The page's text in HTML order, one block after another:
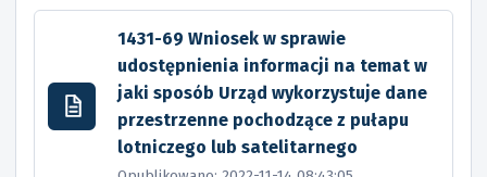
1431-69 Wniosek w sprawie
udostępnienia informacji na temat w
jaki sposób Urząd wykorzystuje dane
przestrzenne pochodzące z pułapu
lotniczego lub satelitarnego